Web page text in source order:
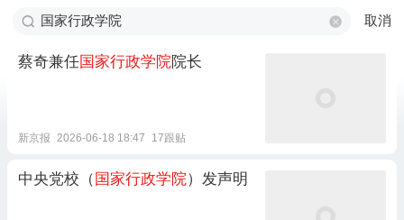
取消
蔡奇兼任国家行政学院院长
新京报 2026-06-18 18:47 17跟贴
中央党校（ 国家行政学院）发声明